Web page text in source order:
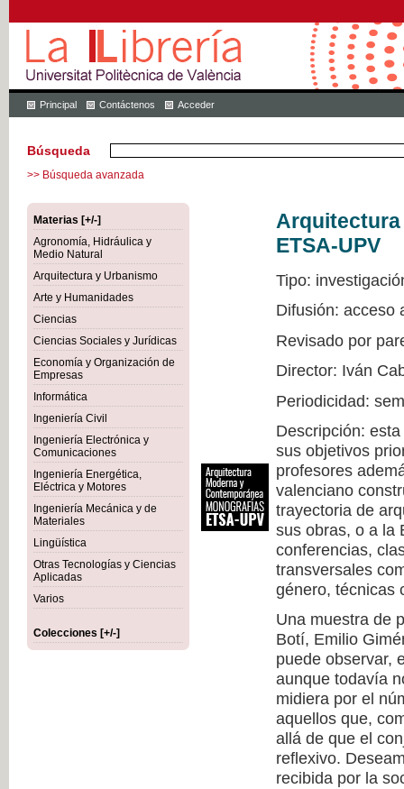
Principal Contáctenos Acceder
Búsqueda
>> Búsqueda avanzada
Materias [+/-]
Agronomía, Hidráulica y
Medio Natural
Arquitectura y Urbanismo
Arte y Humanidades
Ciencias
Ciencias Sociales y Jurídicas
Economía y Organización de
Empresas
Informática
Ingeniería Civil
Ingeniería Electrónica y
Comunicaciones
Ingeniería Energética,
Eléctrica y Motores
Ingeniería Mecánica y de
Materiales
Lingüística
Otras Tecnologías y Ciencias
Aplicadas
Varios
Colecciones [+/-]
Arquitectura
ETSA-UPV
Tipo:
Difusión: acceso
Revisado por
Director: Iván
Periodicidad:
Descripción:
sus objetivos
profesores
valenciano
trayectoria de
sus obras, o a la
conferencias,
transversales
género, técnicas
Una muestra de
Botí, Emilio
puede observar,
aunque todavía
midiera por el
aquellos que,
allá de que el
reflexivo.
recibida por la